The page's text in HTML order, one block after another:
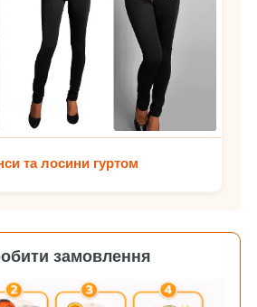
та лосини гуртом
замовлення